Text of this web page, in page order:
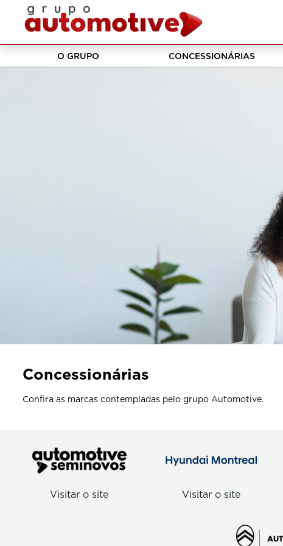
O GRUPO CONCESSIONÁRIAS
Concessionárias
Confira as marcas contempladas pelo grupo Automotive.
Visitar o site Visitar o site